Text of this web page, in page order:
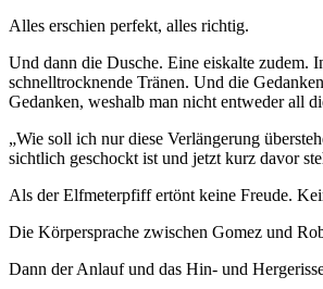
Alles erschien perfekt, alles richtig.
Und dann die Dusche. Eine eiskalte zudem.
schnelltrocknende Tränen. Und die
Gedanken, weshalb man nicht entweder all
„Wie soll ich nur diese Verlängerung
sichtlich geschockt ist und jetzt kurz davor
Als der Elfmeterpfiff ertönt keine Freude.
Die Körpersprache zwischen Gomez und
Dann der Anlauf und das Hin- und